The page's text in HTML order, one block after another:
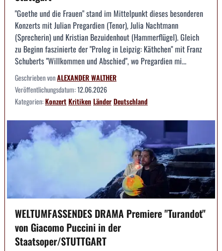
"Goethe und die Frauen" stand im Mittelpunkt dieses besonderen
Konzerts mit Julian Pregardien (Tenor), Julia Nachtmann
(Sprecherin) und Kristian Bezuidenhout (Hammerflügel). Gleich
zu Beginn faszinierte der "Prolog in Leipzig: Käthchen" mit Franz
Schuberts "Willkommen und Abschied", wo Pregardien mi...
Geschrieben vonALEXANDER WALTHER
Veröffentlichungsdatum:12.06.2026
Kategorien:KonzertKritikenLänderDeutschland
WELTUMFASSENDES DRAMA Premiere "Turandot"
von Giacomo Puccini in der
Staatsoper/STUTTGART